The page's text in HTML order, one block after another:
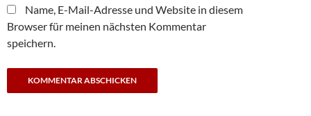
Name, E-Mail-Adresse und Website in diesem
Browser für meinen nächsten Kommentar
speichern.